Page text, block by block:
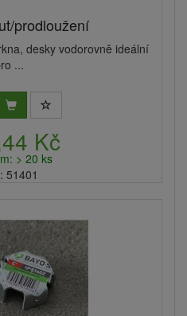
prodloužení
desky vodorovně ideální
...
Kč
> 20 ks
51401